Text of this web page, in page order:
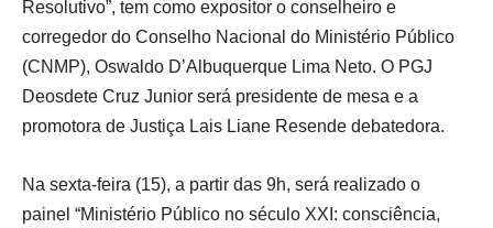
Resolutivo”, tem como expositor o conselheiro e
corregedor do Conselho Nacional do Ministério Público
(CNMP), Oswaldo D’Albuquerque Lima Neto. O PGJ
Deosdete Cruz Junior será presidente de mesa e a
promotora de Justiça Lais Liane Resende debatedora.
Na sexta-feira (15), a partir das 9h, será realizado o
painel “Ministério Público no século XXI: consciência,